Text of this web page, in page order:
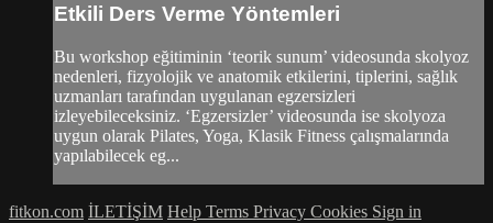
Etkili Ders Verme Yöntemleri
Bu workshop eğitiminin ‘teorik sunum’ videosunda skolyoz
nedenleri, fizyolojik ve anatomik etkilerini, tiplerini, sağlık
uzmanları tarafından uygulanan egzersizleri
izleyebileceksiniz. ‘Egzersizler’ videosunda ise skolyoza
uygun olarak Pilates, Yoga, Klasik Fitness çalışmalarında
yapılabilecek eg...
fitkon.com İLETİŞİM Help Terms Privacy Cookies Sign in